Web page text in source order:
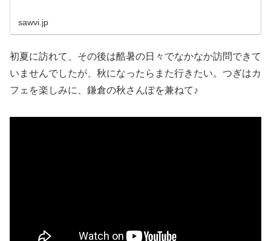
sawvi.jp
初夏に訪れて、その後は酷暑の日々でなかなか訪問できて
いませんでしたが、秋になったらまた行きたい。つぎはカ
フェを楽しみに、鎌倉の秋さんぽを兼ねて♪